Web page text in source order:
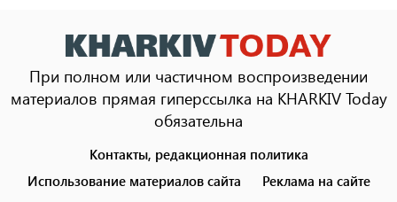
При полном или частичном воспроизведении
материалов прямая гиперссылка на KHARKIV Today
обязательна
menu
Контакты, редакционная политика
Использование материалов сайта
Реклама на сайте